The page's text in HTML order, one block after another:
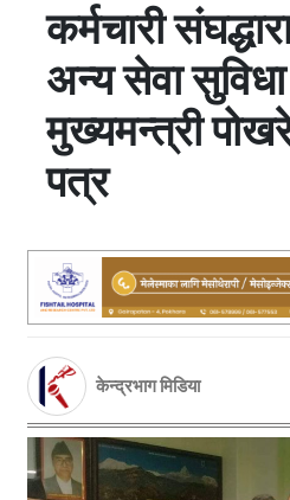
कर्मचारी
अन्य सेवा
मुख्यमन्त्री
पत्र
केन्द्रभाग मिडिया